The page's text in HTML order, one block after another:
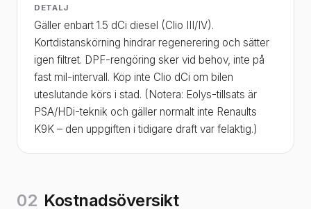
DETALJ
Gäller enbart 1.5 dCi diesel (Clio III/IV).
Kortdistanskörning hindrar regenerering och sätter
igen filtret. DPF-rengöring sker vid behov, inte på
fast mil-intervall. Köp inte Clio dCi om bilen
uteslutande körs i stad. (Notera: Eolys-tillsats är
PSA/HDi-teknik och gäller normalt inte Renaults
K9K – den uppgiften i tidigare draft var felaktig.)
02 Kostnadsöversikt